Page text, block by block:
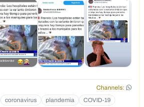
Channels:
coronavirus plandemia
COVID-19